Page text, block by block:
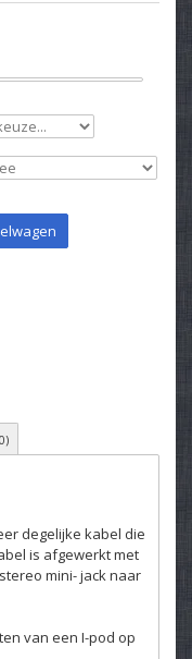
degelijke kabel die
is afgewerkt met
mini- jack naar
van een I-pod op